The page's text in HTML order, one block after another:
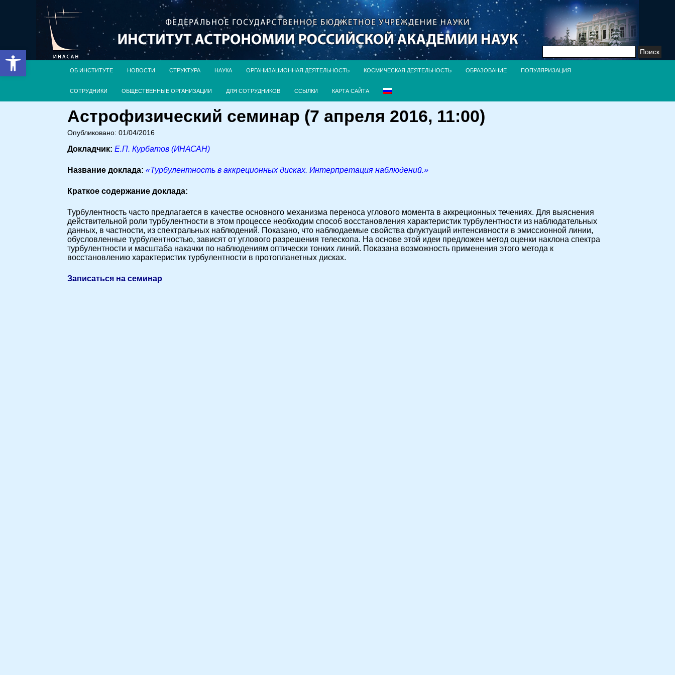
Открыть панель инструментов Найти:
ОБ ИНСТИТУТЕ НОВОСТИ СТРУКТУРА НАУКА ОРГАНИЗАЦИОННАЯ ДЕЯТЕЛЬНОСТЬ КОСМИЧЕСКАЯ ДЕЯТЕЛЬНОСТЬ ОБРАЗОВАНИЕ ПОПУЛЯРИЗАЦИЯ
СОТРУДНИКИ ОБЩЕСТВЕННЫЕ ОРГАНИЗАЦИИ ДЛЯ СОТРУДНИКОВ ССЫЛКИ КАРТА САЙТА
Астрофизический семинар (7 апреля 2016, 11:00)
Опубликовано: 01/04/2016
Докладчик: Е.П. Курбатов (ИНАСАН)
Название доклада: «Турбулентность в аккреционных дисках. Интерпретация наблюдений.»
Краткое содержание доклада:
Турбулентность часто предлагается в качестве основного механизма переноса углового момента в аккреционных течениях. Для выяснения
действительной роли турбулентности в этом процессе необходим способ восстановления характеристик турбулентности из наблюдательных
данных, в частности, из спектральных наблюдений. Показано, что наблюдаемые свойства флуктуаций интенсивности в эмиссионной линии,
обусловленные турбулентностью, зависят от углового разрешения телескопа. На основе этой идеи предложен метод оценки наклона спектра
турбулентности и масштаба накачки по наблюдениям оптически тонких линий. Показана возможность применения этого метода к
восстановлению характеристик турбулентности в протопланетных дисках.
Записаться на семинар